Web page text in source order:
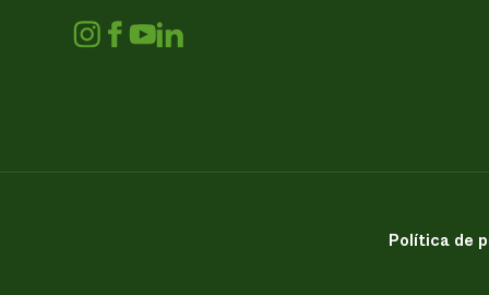
Política de